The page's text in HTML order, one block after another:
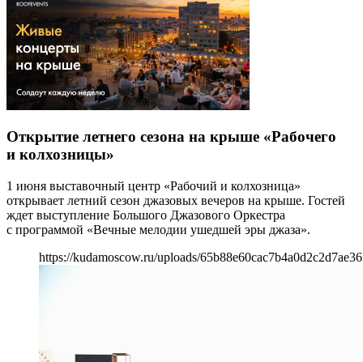
Открытие летнего сезона на крыше «Рабочего
и колхозницы»
1 июня выставочный центр «Рабочий и колхозница»
открывает летний сезон джазовых вечеров на крыше. Гостей
ждет выступление Большого Джазового Оркестра
с программой «Вечные мелодии ушедшей эры джаза».
https://kudamoscow.ru/uploads/